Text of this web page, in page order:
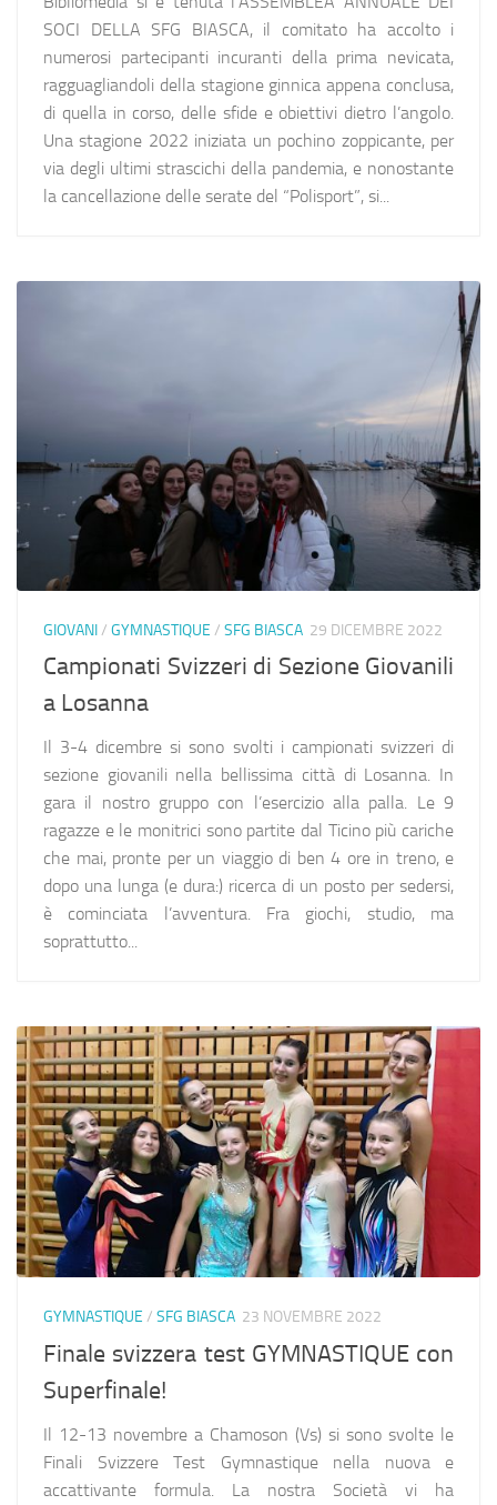
SOCI DELLA SFG BIASCA, il comitato ha accolto i
numerosi partecipanti incuranti della prima nevicata,
ragguagliandoli della stagione ginnica appena conclusa,
di quella in corso, delle sfide e obiettivi dietro l’angolo.
Una stagione 2022 iniziata un pochino zoppicante, per
via degli ultimi strascichi della pandemia, e nonostante
la cancellazione delle serate del “Polisport”, si...
GIOVANI/ GYMNASTIQUE / SFG BIASCA 29 DICEMBRE 2022
Campionati Svizzeri di Sezione Giovanili
a Losanna
Il 3-4 dicembre si sono svolti i campionati svizzeri di
sezione giovanili nella bellissima città di Losanna. In
gara il nostro gruppo con l’esercizio alla palla. Le 9
ragazze e le monitrici sono partite dal Ticino più cariche
che mai, pronte per un viaggio di ben 4 ore in treno, e
dopo una lunga (e dura:) ricerca di un posto per sedersi,
è cominciata l’avventura. Fra giochi, studio, ma
soprattutto...
GYMNASTIQUE / SFG BIASCA 23 NOVEMBRE 2022
Finale svizzera test GYMNASTIQUE con
Superfinale!
Il 12-13 novembre a Chamoson (Vs) si sono svolte le
Finali Svizzere Test Gymnastique nella nuova e
accattivante formula. La nostra Società vi ha